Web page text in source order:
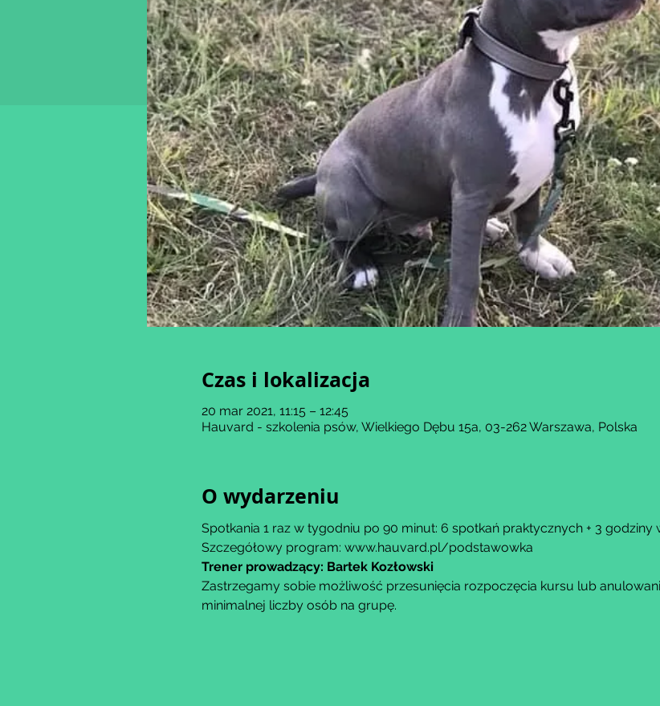
Czas i lokalizacja
20 mar 2021, 11:15 – 12:45
Hauvard - szkolenia psów, Wielkiego Dębu 15a, 03-262 Warszawa, Polska
O wydarzeniu
Spotkania 1 raz w tygodniu po 90 minut: 6 spotkań praktycznych + 3 godziny
Szczegółowy program: www.hauvard.pl/podstawowka
Trener prowadzący: Bartek Kozłowski
Zastrzegamy sobie możliwość przesunięcia rozpoczęcia kursu lub
minimalnej liczby osób na grupę.